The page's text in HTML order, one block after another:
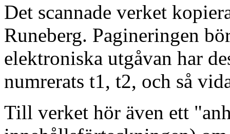
Det scannade verket
Runeberg. Pagineringen
elektroniska utgåvan har
numrerats t1, t2, och så
Till verket hör även ett